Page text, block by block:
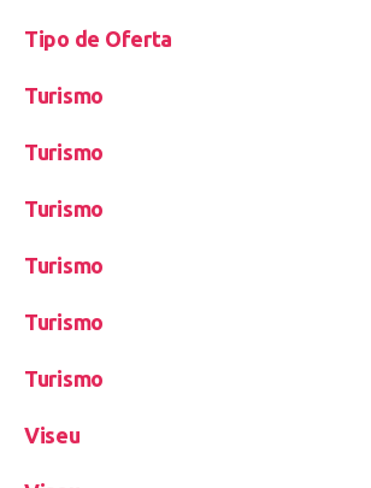
Tipo de Oferta
Turismo
Turismo
Turismo
Turismo
Turismo
Turismo
Viseu